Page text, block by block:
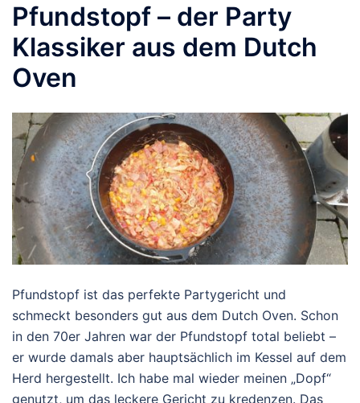
Pfundstopf – der Party
Klassiker aus dem Dutch
Oven
Pfundstopf ist das perfekte Partygericht und
schmeckt besonders gut aus dem Dutch Oven. Schon
in den 70er Jahren war der Pfundstopf total beliebt –
er wurde damals aber hauptsächlich im Kessel auf dem
Herd hergestellt. Ich habe mal wieder meinen „Dopf“
genutzt, um das leckere Gericht zu kredenzen. Das